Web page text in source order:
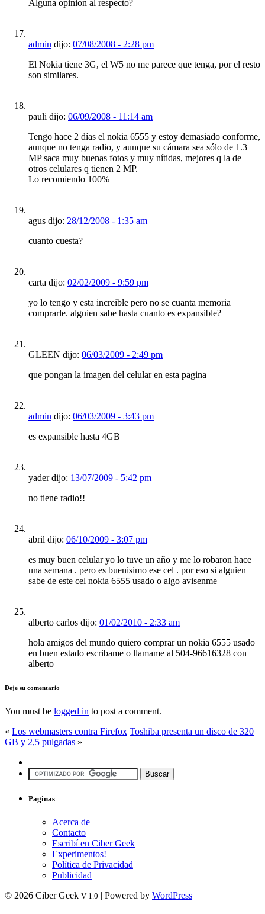
Alguna opinion al respecto?
admin dijo: 07/08/2008 - 2:28 pm
El Nokia tiene 3G, el W5 no me parece que tenga, por el resto
son similares.
pauli dijo: 06/09/2008 - 11:14 am
Tengo hace 2 días el nokia 6555 y estoy demasiado conforme,
aunque no tenga radio, y aunque su cámara sea sólo de 1.3
MP saca muy buenas fotos y muy nítidas, mejores q la de
otros celulares q tienen 2 MP.
Lo recomiendo 100%
agus dijo: 28/12/2008 - 1:35 am
cuanto cuesta?
carta dijo: 02/02/2009 - 9:59 pm
yo lo tengo y esta increible pero no se cuanta memoria
comprarle. alguien sabe hasta cuanto es expansible?
GLEEN dijo: 06/03/2009 - 2:49 pm
que pongan la imagen del celular en esta pagina
admin dijo: 06/03/2009 - 3:43 pm
es expansible hasta 4GB
yader dijo: 13/07/2009 - 5:42 pm
no tiene radio!!
abril dijo: 06/10/2009 - 3:07 pm
es muy buen celular yo lo tuve un año y me lo robaron hace
una semana . pero es buenisimo ese cel . por eso si alguien
sabe de este cel nokia 6555 usado o algo avisenme
alberto carlos dijo: 01/02/2010 - 2:33 am
hola amigos del mundo quiero comprar un nokia 6555 usado
en buen estado escribame o llamame al 504-96616328 con
alberto
Deje su comentario
You must be logged in to post a comment.
« Los webmasters contra Firefox Toshiba presenta un disco de 320
GB y 2,5 pulgadas »
Paginas
Acerca de
Contacto
Escribí en Ciber Geek
Experimentos!
Política de Privacidad
Publicidad
© 2026 Ciber Geek V 1.0 | Powered by WordPress